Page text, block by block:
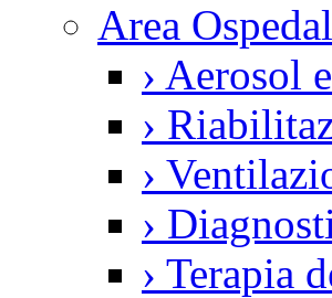
Area
› Aerosol
›
›
›
› Terapia